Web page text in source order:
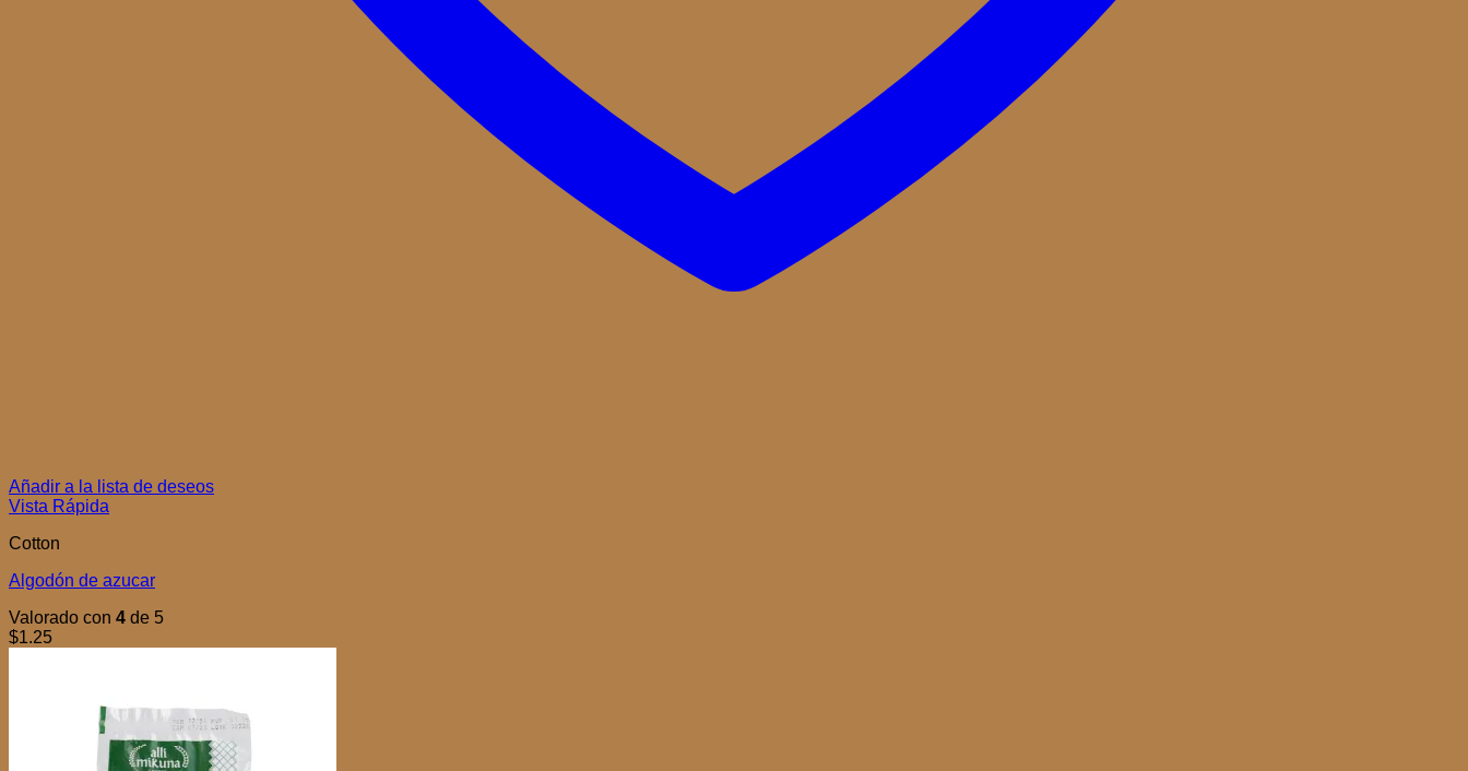
Añadir a la lista de deseos
Vista Rápida
Cotton
Algodón de azucar
Valorado con 4 de 5
$1.25